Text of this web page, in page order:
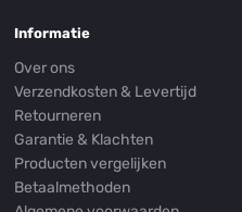
Informatie
Over ons
Verzendkosten & Levertijd
Retourneren
Garantie & Klachten
Producten vergelijken
Betaalmethoden